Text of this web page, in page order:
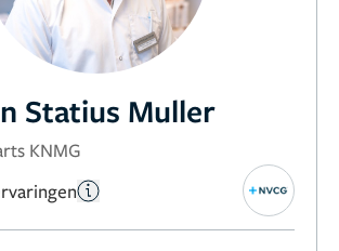
Statius Muller
KNMG